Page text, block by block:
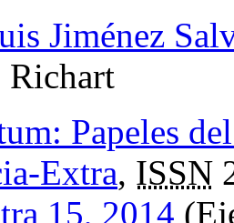
Jiménez
Richart
Papeles
Extra, ISSN
15, 2014